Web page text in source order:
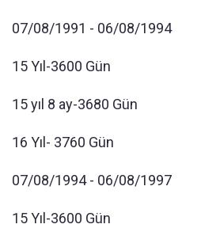
07/08/1991 - 06/08/1994
15 Yıl-3600 Gün
15 yıl 8 ay-3680 Gün
16 Yıl- 3760 Gün
07/08/1994 - 06/08/1997
15 Yıl-3600 Gün